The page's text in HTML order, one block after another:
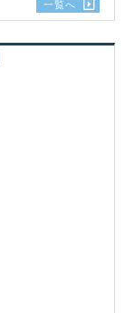
一覧へ